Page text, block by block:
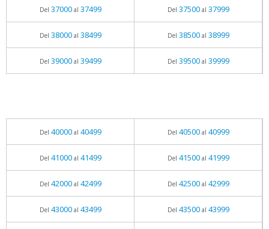
Del 37000al 37499 Del 37500al 37999
Del 38000al 38499 Del 38500al 38999
Del 39000al 39499 Del 39500al 39999
Del 40000al 40499 Del 40500al 40999
Del 41000al 41499 Del 41500al 41999
Del 42000al 42499 Del 42500al 42999
Del 43000al 43499 Del 43500al 43999